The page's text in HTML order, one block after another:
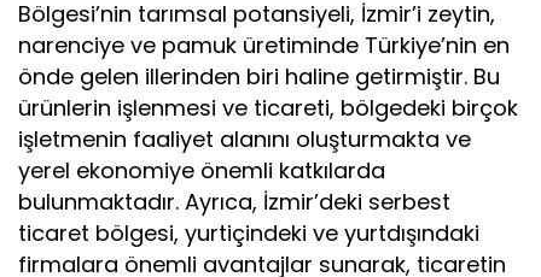
Bölgesi’nin tarımsal potansiyeli, İzmir’i zeytin,
narenciye ve pamuk üretiminde Türkiye’nin en
önde gelen illerinden biri haline getirmiştir. Bu
ürünlerin işlenmesi ve ticareti, bölgedeki birçok
işletmenin faaliyet alanını oluşturmakta ve
yerel ekonomiye önemli katkılarda
bulunmaktadır. Ayrıca, İzmir’deki serbest
ticaret bölgesi, yurtiçindeki ve yurtdışındaki
firmalara önemli avantajlar sunarak, ticaretin